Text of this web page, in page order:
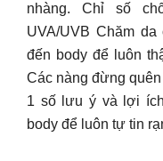
nhàng. Chỉ số
UVA/UVB Chăm
đến body để luôn
Các nàng đừng
1 số lưu ý và lợi
body để luôn tự tin